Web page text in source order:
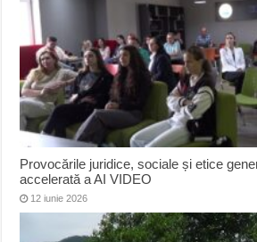
Provocările juridice, sociale și etice
accelerată a AI VIDEO
12 iunie 2026